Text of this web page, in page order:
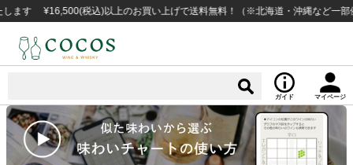
¥16,500(税込)以上のお買い上げで送料無料！（※北海道・沖縄など一部例外地
ガイド マイページ